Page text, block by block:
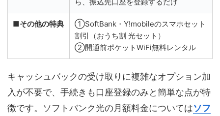
■その他の特典
①SoftBank・Y!mobileのスマホセット
割引（おうち割 光セット）
②開通前ポケットWiFi無料レンタル
キャッシュバックの受け取りに複雑なオプション加
入が不要で、手続きも口座登録のみと簡単な点が特
徴です。ソフトバンク光の月額料金についてはソフ